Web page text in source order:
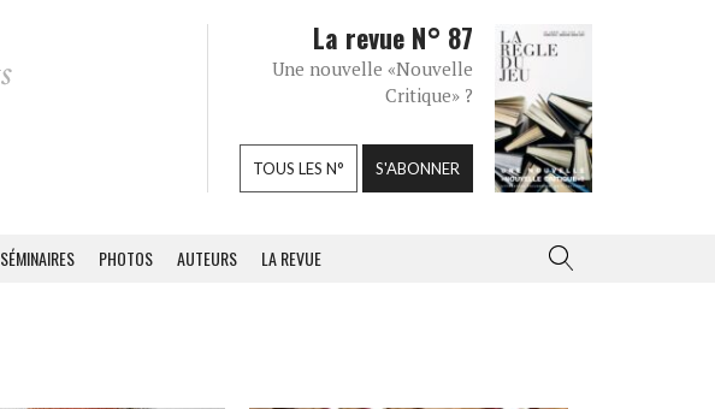
La revue N° 87
Une nouvelle «Nouvelle
Critique» ?
TOUS LES N° S'ABONNER
SÉMINAIRES PHOTOS AUTEURS LA REVUE